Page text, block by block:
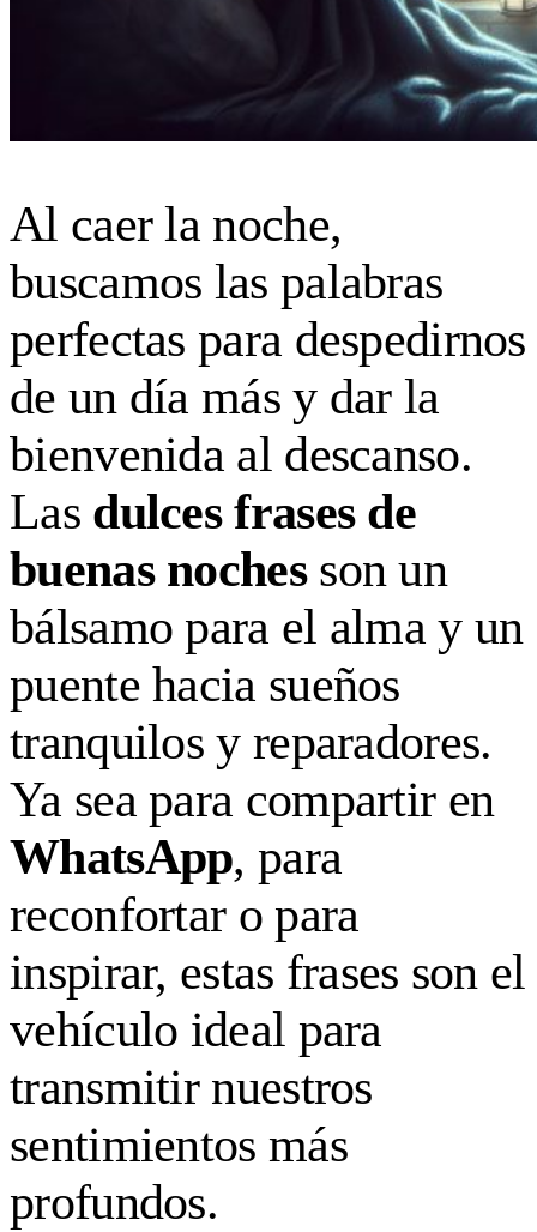
Al caer la noche,
buscamos las palabras
perfectas para despedirnos
de un día más y dar la
bienvenida al descanso.
Las dulces frases de
buenas nochesson un
bálsamo para el alma y un
puente hacia sueños
tranquilos y reparadores.
Ya sea para compartir en
WhatsApp, para
reconfortar o para
inspirar, estas frases son el
vehículo ideal para
transmitir nuestros
sentimientos más
profundos.